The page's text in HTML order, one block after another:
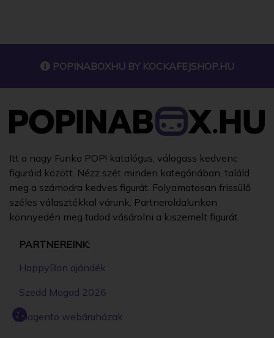
POPINABOXHU BY KOCKAFEJSHOP.HU
Itt a nagy Funko POP! katalógus, válogass kedvenc
figuráid között. Nézz szét minden kategóriában, találd
meg a számodra kedves figurát. Folyamatosan frissülő
széles választékkal várunk. Partneroldalunkon
könnyedén meg tudod vásárolni a kiszemelt figurát.
PARTNEREINK:
HappyBon ajándék
Szedd Magad 2026
Magento webáruházak